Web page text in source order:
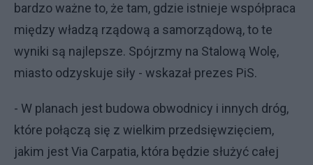
bardzo ważne to, że tam, gdzie istnieje współpraca
między władzą rządową a samorządową, to te
wyniki są najlepsze. Spójrzmy na Stalową Wolę,
miasto odzyskuje siły - wskazał prezes PiS.
- W planach jest budowa obwodnicy i innych dróg,
które połączą się z wielkim przedsięwzięciem,
jakim jest Via Carpatia, która będzie służyć całej